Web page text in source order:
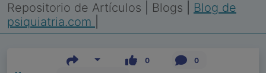
Repositorio de Artículos Blogs
Blog de
psiquiatria.com
0 0